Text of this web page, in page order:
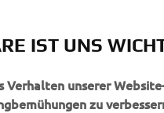
IST UNS
Verhalten unserer
zu